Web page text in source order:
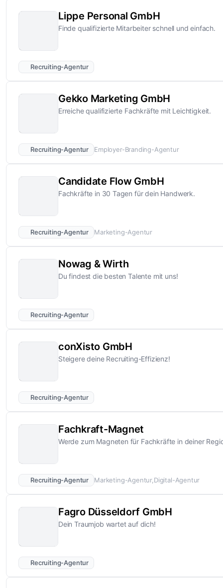
Lippe Personal GmbH
Finde qualifizierte Mitarbeiter schnell und einfach.
Recruiting-Agentur
Gekko Marketing GmbH
Erreiche qualifizierte Fachkräfte mit Leichtigkeit.
Recruiting-Agentur Employer-Branding-Agentur
Candidate Flow GmbH
Fachkräfte in 30 Tagen für dein Handwerk.
Recruiting-Agentur Marketing-Agentur
Nowag & Wirth
Du findest die besten Talente mit uns!
Recruiting-Agentur
conXisto GmbH
Steigere deine Recruiting-Effizienz!
Recruiting-Agentur
Fachkraft-Magnet
Werde zum Magneten für Fachkräfte in deiner
Recruiting-Agentur Marketing-Agentur Digital-Agentur
Fagro Düsseldorf GmbH
Dein Traumjob wartet auf dich!
Recruiting-Agentur